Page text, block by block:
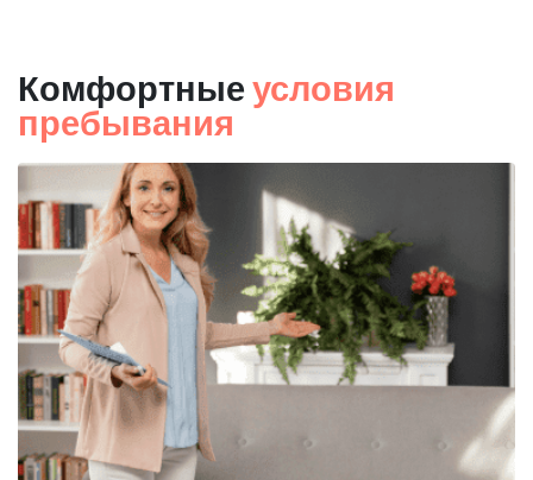
Комфортные условия
пребывания